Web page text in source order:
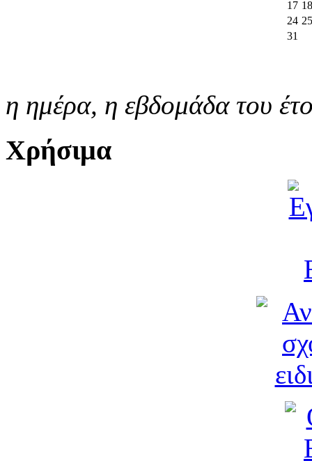
17 18
24 25
31
η ημέρα, η εβδομάδα του
Χρήσιμα